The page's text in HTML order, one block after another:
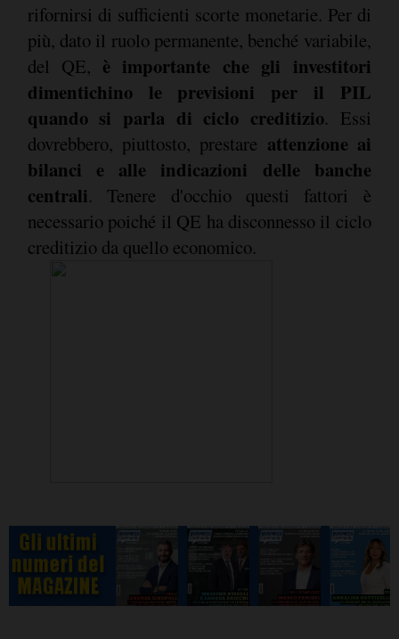
rifornirsi di sufficienti scorte monetarie. Per di
più, dato il ruolo permanente, benché variabile,
del QE, è importante che gli investitori
dimentichino le previsioni per il PIL
quando si parla di ciclo creditizio. Essi
dovrebbero, piuttosto, prestare attenzione ai
bilanci e alle indicazioni delle banche
centrali. Tenere d'occhio questi fattori è
necessario poiché il QE ha disconnesso il ciclo
creditizio da quello economico.